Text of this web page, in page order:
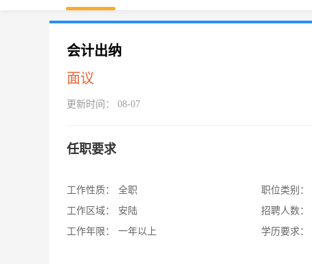
会计出纳
面议
更新时间： 08-07
任职要求
工作性质：
全职
工作区域：
安陆
工作年限：
一年以上
职位类别：
招聘人数：
学历要求：